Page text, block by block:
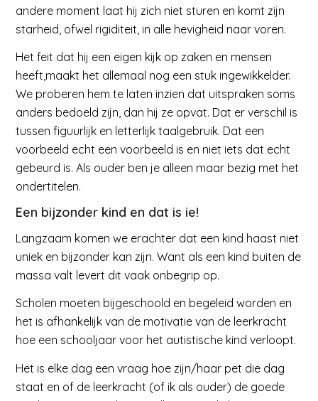
andere moment laat hij zich niet sturen en komt zijn
starheid, ofwel rigiditeit, in alle hevigheid naar voren.
Het feit dat hij een eigen kijk op zaken en mensen
heeft,maakt het allemaal nog een stuk ingewikkelder.
We proberen hem te laten inzien dat uitspraken soms
anders bedoeld zijn, dan hij ze opvat. Dat er verschil is
tussen figuurlijk en letterlijk taalgebruik. Dat een
voorbeeld echt een voorbeeld is en niet iets dat echt
gebeurd is. Als ouder ben je alleen maar bezig met het
ondertitelen.
Een bijzonder kind en dat is ie!
Langzaam komen we erachter dat een kind haast niet
uniek en bijzonder kan zijn. Want als een kind buiten de
massa valt levert dit vaak onbegrip op.
Scholen moeten bijgeschoold en begeleid worden en
het is afhankelijk van de motivatie van de leerkracht
hoe een schooljaar voor het autistische kind verloopt.
Het is elke dag een vraag hoe zijn/haar pet die dag
staat en of de leerkracht (of ik als ouder) de goede